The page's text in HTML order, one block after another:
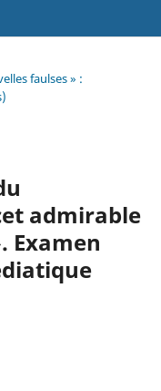
faulses » :
admirable
Examen